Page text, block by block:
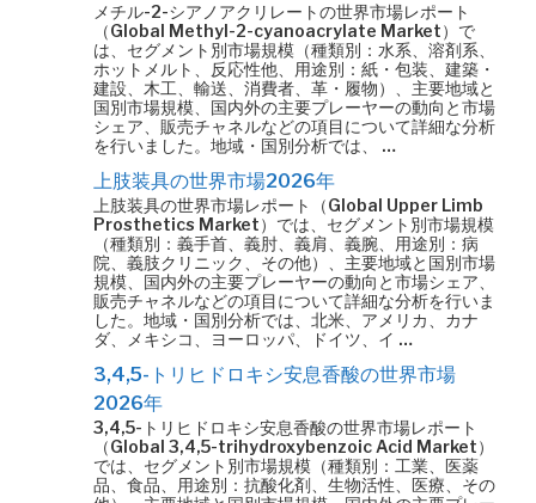
メチル-2-シアノアクリレートの世界市場レポート
（Global Methyl-2-cyanoacrylate Market）で
は、セグメント別市場規模（種類別：水系、溶剤系、
ホットメルト、反応性他、用途別：紙・包装、建築・
建設、木工、輸送、消費者、革・履物）、主要地域と
国別市場規模、国内外の主要プレーヤーの動向と市場
シェア、販売チャネルなどの項目について詳細な分析
を行いました。地域・国別分析では、 …
上肢装具の世界市場2026年
上肢装具の世界市場レポート（Global Upper Limb
Prosthetics Market）では、セグメント別市場規模
（種類別：義手首、義肘、義肩、義腕、用途別：病
院、義肢クリニック、その他）、主要地域と国別市場
規模、国内外の主要プレーヤーの動向と市場シェア、
販売チャネルなどの項目について詳細な分析を行いま
した。地域・国別分析では、北米、アメリカ、カナ
ダ、メキシコ、ヨーロッパ、ドイツ、イ …
3,4,5-トリヒドロキシ安息香酸の世界市場
2026年
3,4,5-トリヒドロキシ安息香酸の世界市場レポート
（Global 3,4,5-trihydroxybenzoic Acid Market）
では、セグメント別市場規模（種類別：工業、医薬
品、食品、用途別：抗酸化剤、生物活性、医療、その